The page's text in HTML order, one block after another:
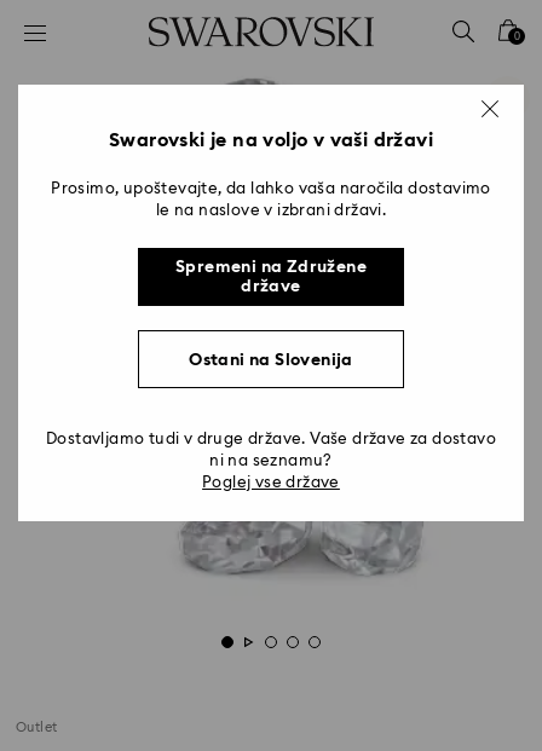
Seznam tipk za dostop 0
Outlet
Swarovski je na voljo v vaši državi
Prosimo, upoštevajte, da lahko vaša naročila dostavimo
le na naslove v izbrani državi.
Spremeni na Združene
države
Ostani na Slovenija
Dostavljamo tudi v druge države. Vaše države za dostavo
ni na seznamu?
Poglej vse države